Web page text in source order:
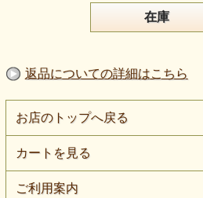
在庫
返品についての詳細はこちら
お店のトップへ戻る
カートを見る
ご利用案内